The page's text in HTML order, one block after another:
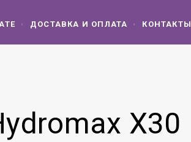
ДОСТАВКА И ОПЛАТА КОНТАКТЫ
X30